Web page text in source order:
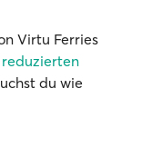
Virtu Ferries
reduzierten
du wie